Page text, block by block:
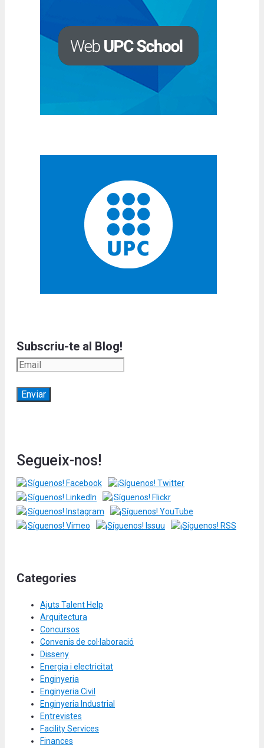
Subscriu-te al Blog!
Segueix-nos!
Categories
Ajuts Talent Help
Arquitectura
Concursos
Convenis de col·laboració
Disseny
Energia i electricitat
Enginyeria
Enginyeria Civil
Enginyeria Industrial
Entrevistes
Facility Services
Finances